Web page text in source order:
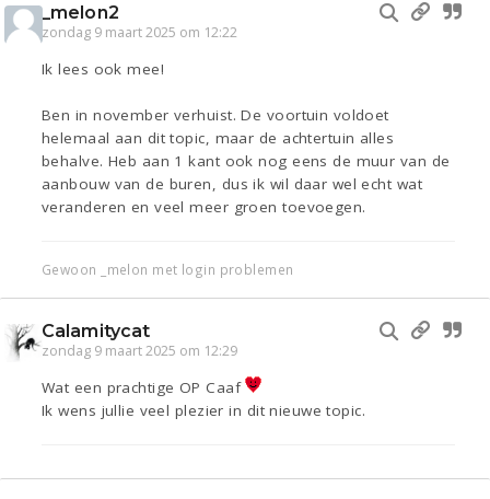
_melon2
zondag 9 maart 2025 om 12:22
Ik lees ook mee!
Ben in november verhuist. De voortuin voldoet
helemaal aan dit topic, maar de achtertuin alles
behalve. Heb aan 1 kant ook nog eens de muur van de
aanbouw van de buren, dus ik wil daar wel echt wat
veranderen en veel meer groen toevoegen.
Gewoon _melon met login problemen
Calamitycat
zondag 9 maart 2025 om 12:29
Wat een prachtige OP Caaf
Ik wens jullie veel plezier in dit nieuwe topic.